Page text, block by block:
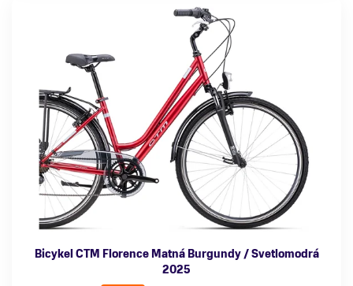
Bicykel CTM Florence Matná Burgundy / Svetlomodrá
2025